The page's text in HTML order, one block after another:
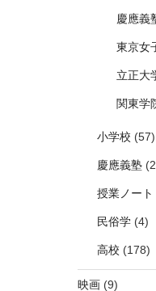
慶應義
東京女
立正大
関東学
小学校 (57)
慶應義塾
授業ノート
民俗学(4)
高校 (178)
映画(9)